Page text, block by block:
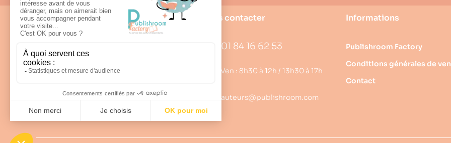
Nous contacter
01 84 16 62 53
Lun – Ven : 8h30 à 12h / 13h30 à 17h
auteurs@publishroom.com
Informations
Publishroom Factory
Conditions générales de
Contact